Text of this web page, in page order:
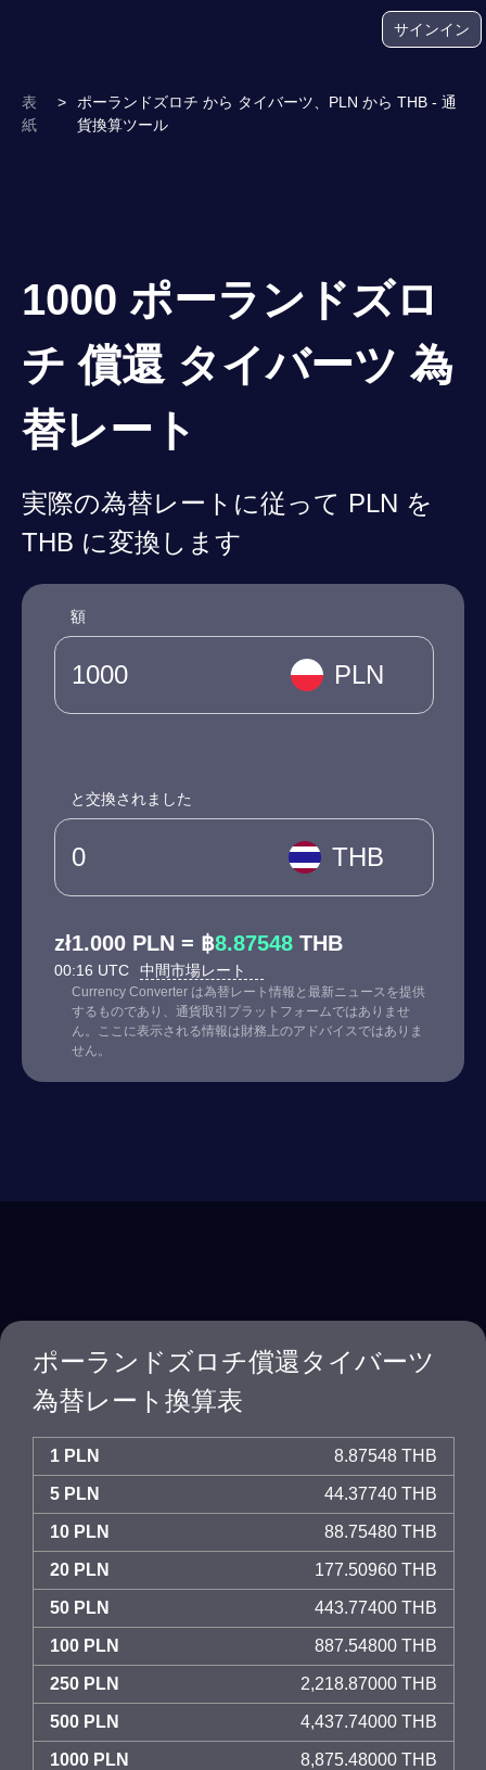
サインイン
表
紙
>
ポーランドズロチ から タイバーツ、PLN から THB - 通
貨換算ツール
1000 ポーランドズロ
チ 償還 タイバーツ 為
替レート
実際の為替レートに従って PLN を
THB に変換します
額
PLN
と交換されました
THB
zł1.000 PLN = ฿8.87548 THB
00:16 UTC 中間市場レート
Currency Converter は為替レート情報と最新ニュースを提供
するものであり、通貨取引プラットフォームではありませ
ん。ここに表示される情報は財務上のアドバイスではありま
せん。
ポーランドズロチ償還タイバーツ
為替レート換算表
1 PLN 8.87548 THB
5 PLN 44.37740 THB
10 PLN 88.75480 THB
20 PLN 177.50960 THB
50 PLN 443.77400 THB
100 PLN 887.54800 THB
250 PLN 2,218.87000 THB
500 PLN 4,437.74000 THB
1000 PLN 8,875.48000 THB